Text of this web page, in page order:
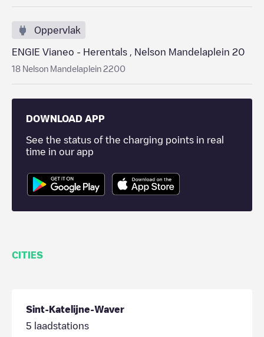
Oppervlak
ENGIE Vianeo - Herentals , Nelson Mandelaplein 20
18 Nelson Mandelaplein 2200
DOWNLOAD APP
See the status of the charging points in real
time in our app
CITIES
Sint-Katelijne-Waver
5 laadstations